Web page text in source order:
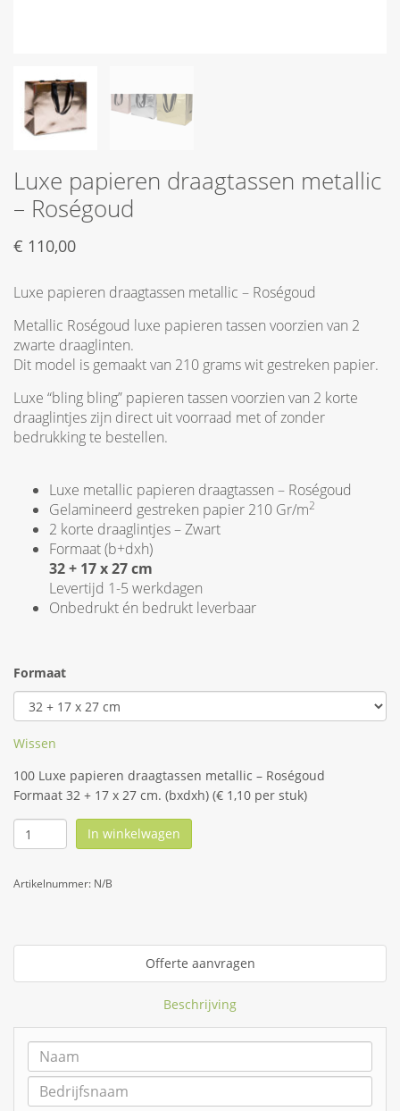
Luxe papieren draagtassen metallic
– Roségoud
€ 110,00
Luxe papieren draagtassen metallic – Roségoud
Metallic Roségoud luxe papieren tassen voorzien van 2
zwarte draaglinten.
Dit model is gemaakt van 210 grams wit gestreken papier.
Luxe “bling bling” papieren tassen voorzien van 2 korte
draaglintjes zijn direct uit voorraad met of zonder
bedrukking te bestellen.
Luxe metallic papieren draagtassen – Roségoud
Gelamineerd gestreken papier 210 Gr/m2
2 korte draaglintjes – Zwart
Formaat (b+dxh)
32 + 17 x 27 cm
Levertijd 1-5 werkdagen
Onbedrukt én bedrukt leverbaar
Formaat
Wissen
100 Luxe papieren draagtassen metallic – Roségoud
Formaat 32 + 17 x 27 cm. (bxdxh) (€ 1,10 per stuk)
In winkelwagen
Artikelnummer: N/B
Offerte aanvragen
Beschrijving